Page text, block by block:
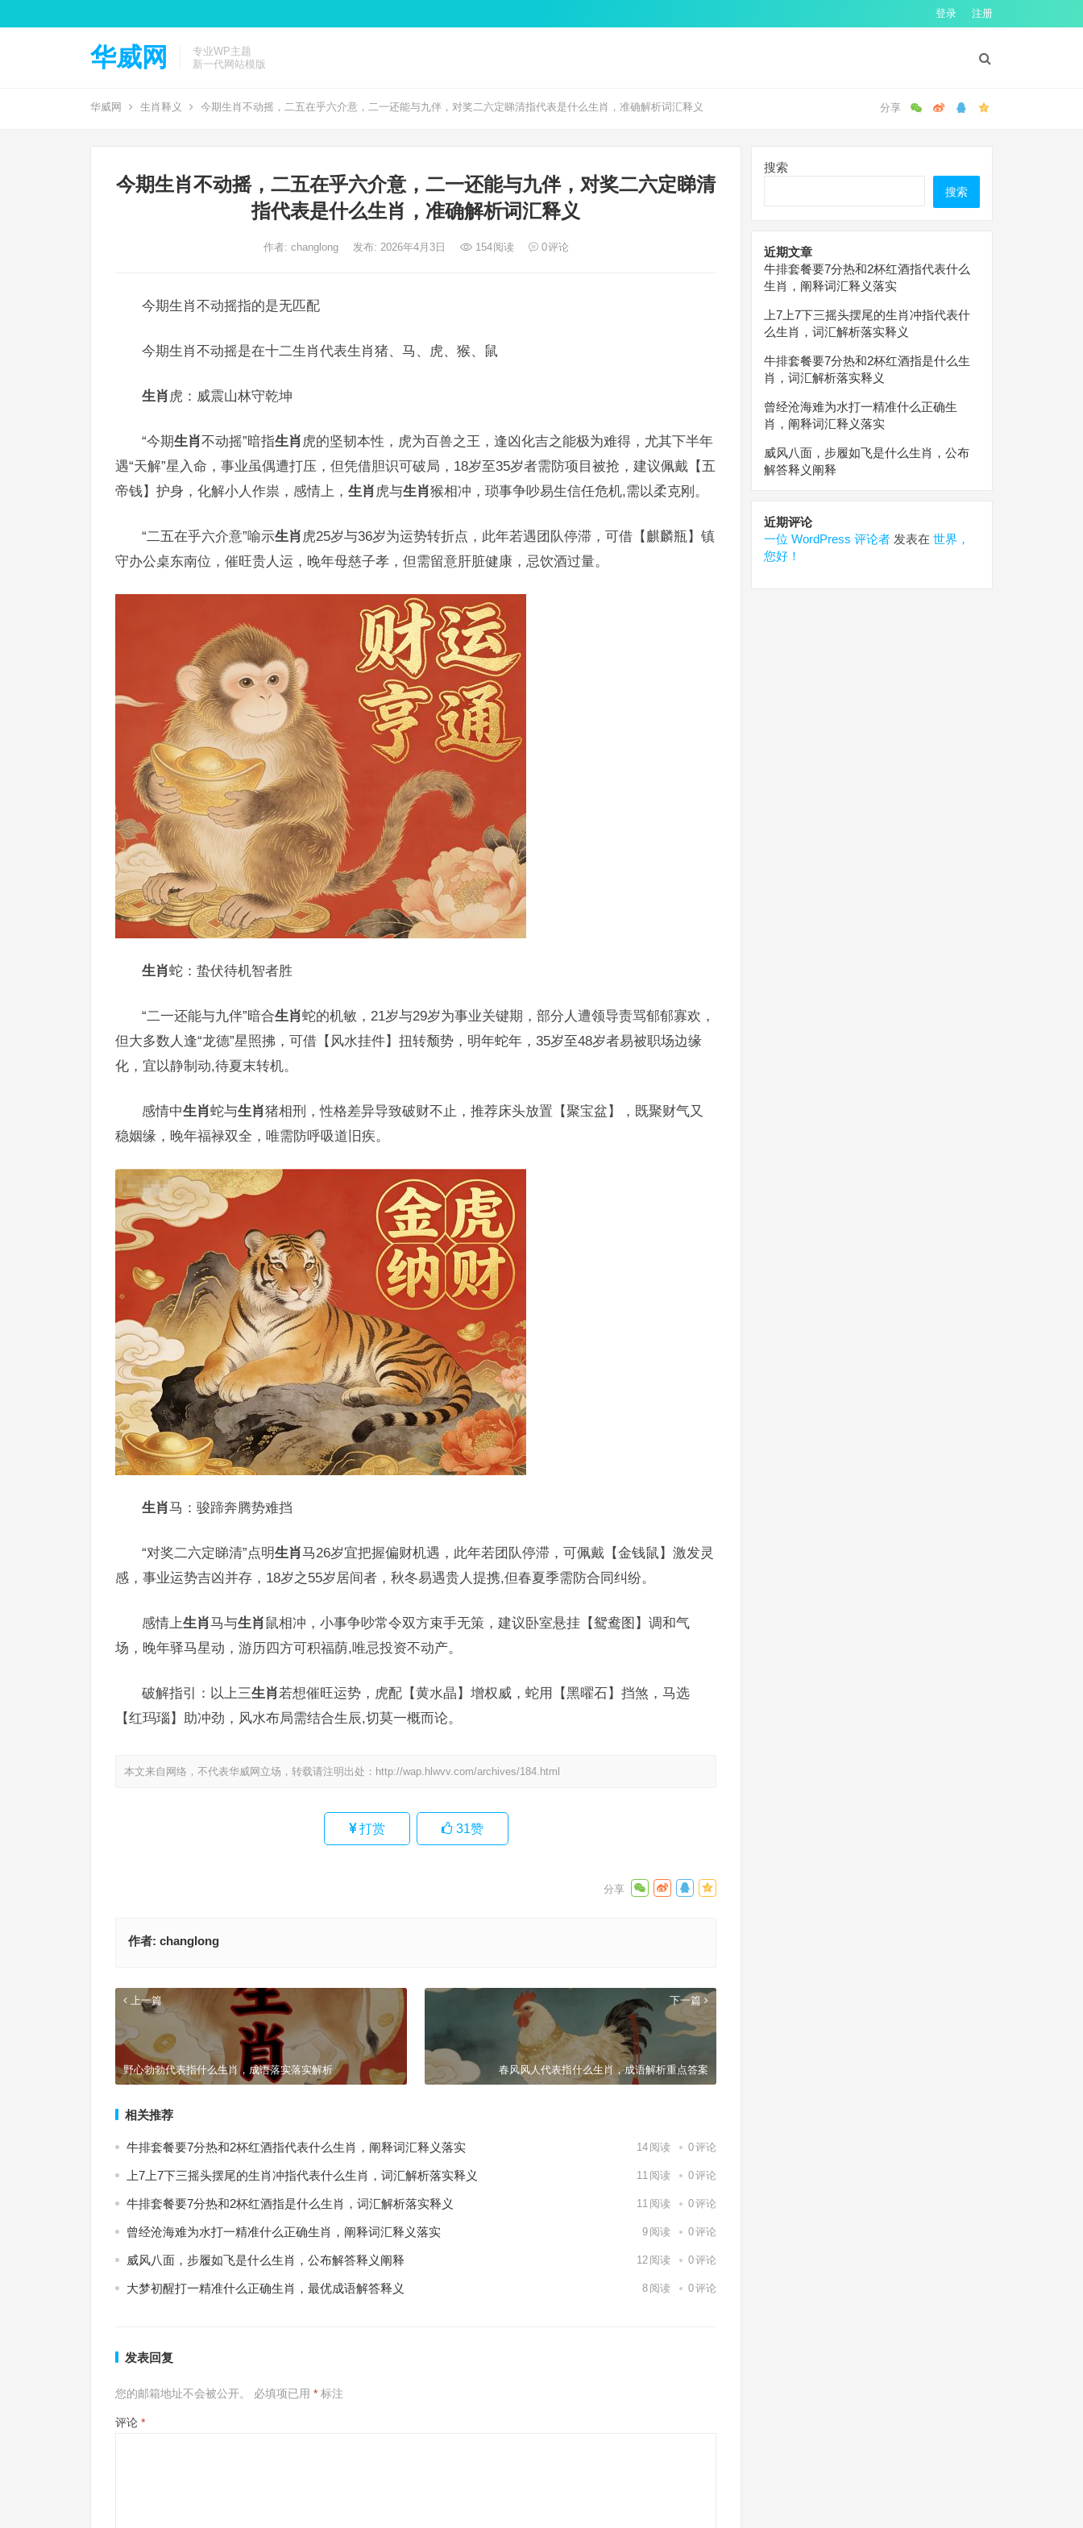
登录 注册
华威网
专业WP主题
新一代网站模版
华威网 生肖释义 今期生肖不动摇，二五在乎六介意，二一还能与九伴，对奖二六定睇清指代表是什么生肖，准确解析词汇释义
今期生肖不动摇，二五在乎六介意，二一还能与九伴，对奖二六定睇清
指代表是什么生肖，准确解析词汇释义
作者: changlong 发布: 2026年4月3日 154阅读 0评论
今期生肖不动摇指的是无匹配
今期生肖不动摇是在十二生肖代表生肖猪、马、虎、猴、鼠
生肖 虎：威震山林守乾坤
“今期生肖不动摇”暗指生肖 虎的坚韧本性，虎为百兽之王，逢凶化吉之能极为难得，尤其下半年
遇“天解”星入命，事业虽偶遭打压，但凭借胆识可破局，18岁至35岁者需防项目被抢，建议佩戴【五
帝钱】护身，化解小人作祟，感情上， 生肖 虎与生肖猴相冲，琐事争吵易生信任危机,需以柔克刚。
“二五在乎六介意”喻示生肖 虎25岁与36岁为运势转折点，此年若遇团队停滞，可借【麒麟瓶】镇
守办公桌东南位，催旺贵人运，晚年母慈子孝，但需留意肝脏健康，忌饮酒过量。
生肖蛇：蛰伏待机智者胜
“二一还能与九伴”暗合生肖蛇的机敏，21岁与29岁为事业关键期，部分人遭领导责骂郁郁寡欢，
但大多数人逢“龙德”星照拂，可借【风水挂件】扭转颓势，明年蛇年，35岁至48岁者易被职场边缘
化，宜以静制动,待夏末转机。
感情中生肖蛇与生肖猪相刑，性格差异导致破财不止，推荐床头放置【聚宝盆】，既聚财气又
稳姻缘，晚年福禄双全，唯需防呼吸道旧疾。
生肖马：骏蹄奔腾势难挡
“对奖二六定睇清”点明生肖马26岁宜把握偏财机遇，此年若团队停滞，可佩戴【金钱鼠】激发灵
感，事业运势吉凶并存，18岁之55岁居间者，秋冬易遇贵人提携,但春夏季需防合同纠纷。
感情上生肖马与生肖鼠相冲，小事争吵常令双方束手无策，建议卧室悬挂【鸳鸯图】调和气
场，晚年驿马星动，游历四方可积福荫,唯忌投资不动产。
破解指引：以上三生肖若想催旺运势，虎配【黄水晶】增权威，蛇用【黑曜石】挡煞，马选
【红玛瑙】助冲劲，风水布局需结合生辰,切莫一概而论。
本文来自网络，不代表华威网立场，转载请注明出处： http://wap.hlwvv.com/archives/184.html
打赏 31赞
作者: changlong
上一篇
野心勃勃代表指什么生肖，成语落实落实解析
下一篇
春风风人代表指什么生肖，成语解析重点答案
相关推荐
牛排套餐要7分热和2杯红酒指代表什么生肖，阐释词汇释义落实 14 阅读 0评论
上7上7下三摇头摆尾的生肖冲指代表什么生肖，词汇解析落实释义 11 阅读 0评论
牛排套餐要7分热和2杯红酒指是什么生肖，词汇解析落实释义 11 阅读 0评论
曾经沧海难为水打一精准什么正确生肖，阐释词汇释义落实 9 阅读 0评论
威风八面，步履如飞是什么生肖，公布解答释义阐释 12 阅读 0评论
大梦初醒打一精准什么正确生肖，最优成语解答释义 8 阅读 0评论
发表回复
您的邮箱地址不会被公开。 必填项已用 * 标注
评论 *
搜索
搜索
近期文章
牛排套餐要7分热和2杯红酒指代表什么
生肖，阐释词汇释义落实
上7上7下三摇头摆尾的生肖冲指代表什
么生肖，词汇解析落实释义
牛排套餐要7分热和2杯红酒指是什么生
肖，词汇解析落实释义
曾经沧海难为水打一精准什么正确生
肖，阐释词汇释义落实
威风八面，步履如飞是什么生肖，公布
解答释义阐释
近期评论
一位 WordPress 评论者 发表在 世界，
您好！